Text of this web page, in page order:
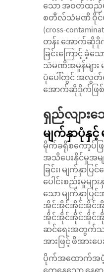
သော အဝတ်ထည်မျ
စတီလ်သံမဏိ ဝိုင်ယာ
(cross-
တန်း အောက်ဆိုဒို
ခြင်းကြောင့် ခဲ့
သံမဏိအမှုန်များ
ပုံပေါ်တွင် အလွတ်
အောက်ဆိုဒိုက်ဖြစ်
ရှည်လျား
မျက်နှာပုံနှင့်
မိုက်ခရိုစကော့ပ်
အသိပေးနိုင်မှုအမ
ခြင်း၊ မျက်နှာပ
ပေါင်းစည်းမှုမျ
သော မျက်နှာပ
အိုင်အိုင်အိုင်အိုင်
အိုင်အိုင်အိုင်အိုင်
ဆင်ရေးအတွက်သာ
အားဖြင့် ဖိအား
ပိုက်အထောက်အပံ့မ
တွေ့နေသော နေရ